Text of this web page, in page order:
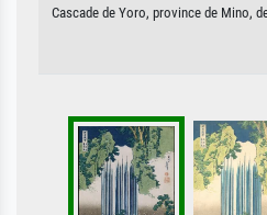
Cascade de Yoro, province de Mino,